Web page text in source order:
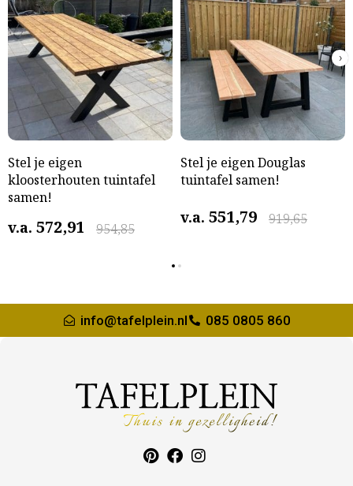
Stel je eigen
kloosterhouten tuintafel
samen!
v.a. 954,85
572,91
Stel je eigen Douglas
tuintafel samen!
v.a. 919,65
551,79
›
info@tafelplein.nl 085 0805 860